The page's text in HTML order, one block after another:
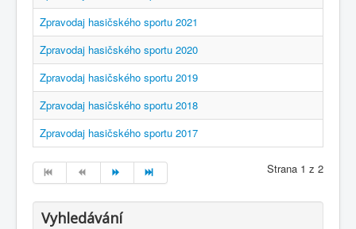
Zpravodaj hasičského sportu 2021
Zpravodaj hasičského sportu 2020
Zpravodaj hasičského sportu 2019
Zpravodaj hasičského sportu 2018
Zpravodaj hasičského sportu 2017
Strana 1 z 2
Vyhledávání